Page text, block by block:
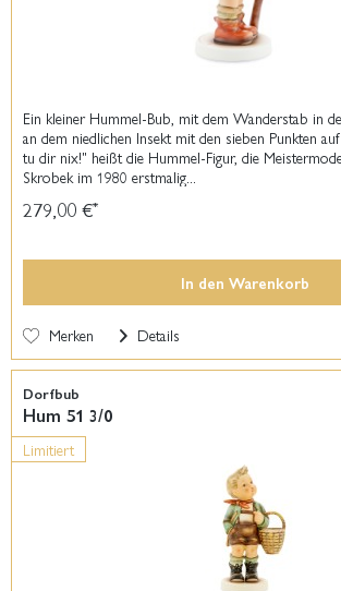
Ein kleiner Hummel-Bub, mit dem Wanderstab in
an dem niedlichen Insekt mit den sieben Punkten
tu dir nix!" heißt die Hummel-Figur, die
Skrobek im 1980 erstmalig...
279,00 €*
In den Warenkorb
Merken Details
Limitiert
Dorfbub
Hum 51 3/0